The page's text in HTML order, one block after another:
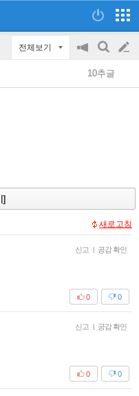
전체보기
공
지
on/off
검
색
글
쓰
10추글
]
새로고침
신고 | 공감 확인
0
0
신고 | 공감 확인
0
0